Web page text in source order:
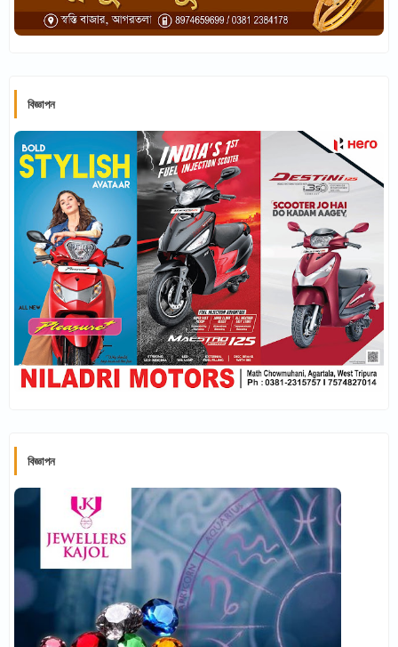
বিজ্ঞাপন
বিজ্ঞাপন